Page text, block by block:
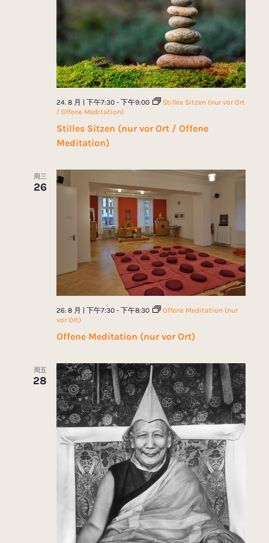
Stilles Sitzen (nur vor Ort / Offene
Meditation)
24. 8 月 | 下午7:30- 下午9:00
Stilles Sitzen (nur vor Ort
/ Offene Meditation)
周三
26
Offene Meditation (nur vor Ort)
26. 8 月 | 下午7:30- 下午8:30
Offene Meditation (nur
vor Ort)
周五
28